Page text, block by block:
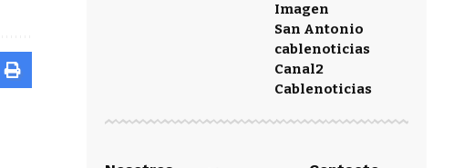
Imagen
San Antonio
cablenoticias
Canal2
Cablenoticias